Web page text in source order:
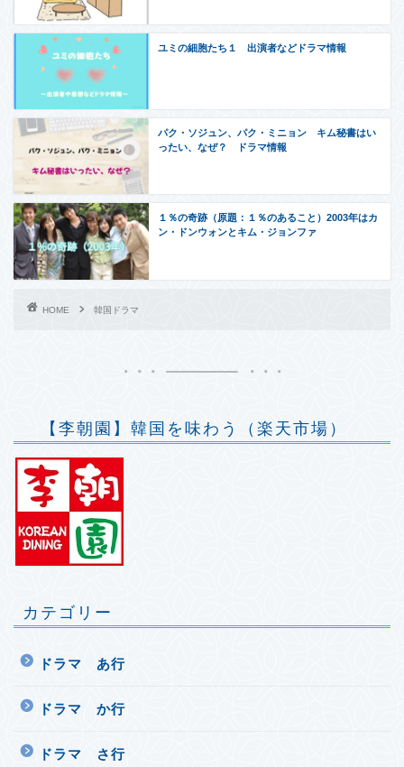
ユミの細胞たち１ 出演者などドラマ情報
パク・ソジュン、パク・ミニョン キム秘書はい
ったい、なぜ？ ドラマ情報
１％の奇跡（原題：１％のあること）2003年はカ
ン・ドンウォンとキム・ジョンファ
HOME 韓国ドラマ
【李朝園】韓国を味わう（楽天市場）
カテゴリー
ドラマ あ行
ドラマ か行
ドラマ さ行